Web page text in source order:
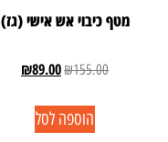
מטף כיבוי אש אישי (גז)
₪155.00
₪89.00
הוספה לסל